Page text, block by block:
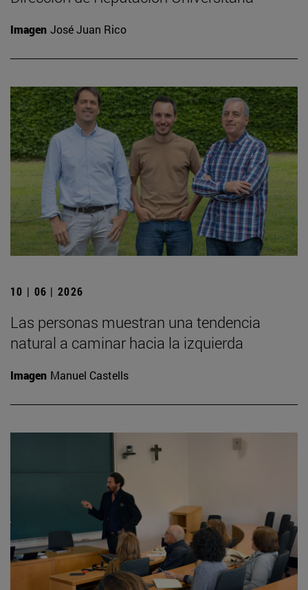
Imagen José Juan Rico
10 | 06 | 2026
Las personas muestran una tendencia
natural a caminar hacia la izquierda
Imagen Manuel Castells